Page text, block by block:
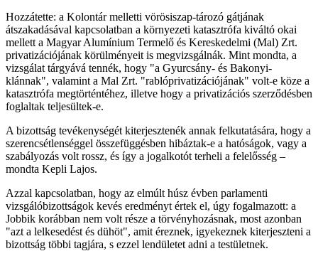
Hozzátette: a Kolontár melletti vörösiszap-tározó gátjának
átszakadásával kapcsolatban a környezeti katasztrófa kiváltó okai
mellett a Magyar Alumínium Termelő és Kereskedelmi (Mal) Zrt.
privatizációjának körülményeit is megvizsgálnák. Mint mondta, a
vizsgálat tárgyává tennék, hogy "a Gyurcsány- és Bakonyi-
klánnak", valamint a Mal Zrt. "rablóprivatizációjának" volt-e köze a
katasztrófa megtörténtéhez, illetve hogy a privatizációs szerződésben
foglaltak teljesültek-e.
A bizottság tevékenységét kiterjesztenék annak felkutatására, hogy a
szerencsétlenséggel összefüggésben hibáztak-e a hatóságok, vagy a
szabályozás volt rossz, és így a jogalkotót terheli a felelősség –
mondta Kepli Lajos.
Azzal kapcsolatban, hogy az elmúlt húsz évben parlamenti
vizsgálóbizottságok kevés eredményt értek el, úgy fogalmazott: a
Jobbik korábban nem volt része a törvényhozásnak, most azonban
"azt a lelkesedést és dühöt", amit éreznek, igyekeznek kiterjeszteni a
bizottság többi tagjára, s ezzel lendületet adni a testületnek.